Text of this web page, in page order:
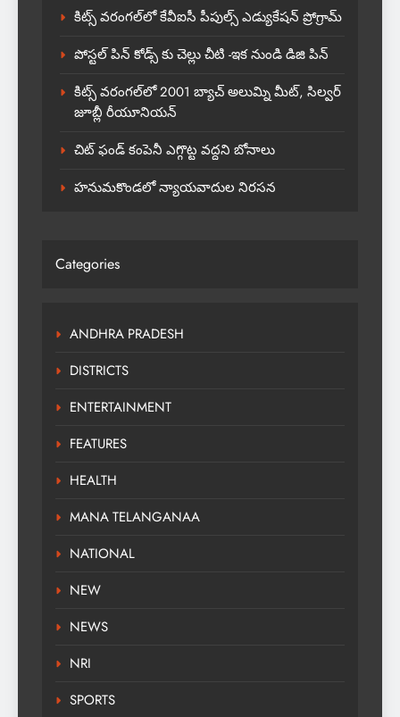
కిట్స్ వరంగల్‌లో కేవీఐసీ పీపుల్స్ ఎడ్యుకేషన్ ప్రోగ్రామ్
పోస్టల్ పిన్ కోడ్స్ కు చెల్లు చీటి -ఇక నుండి డిజి పిన్
కిట్స్ వరంగల్‌లో 2001 బ్యాచ్ అలుమ్ని మీట్, సిల్వర్
జూబ్లీ రీయూనియన్
చిట్ ఫండ్ కంపెనీ ఎగ్గొట్ట వద్దని బోనాలు
హనుమకొండలో న్యాయవాదుల నిరసన
Categories
ANDHRA PRADESH
DISTRICTS
ENTERTAINMENT
FEATURES
HEALTH
MANA TELANGANAA
NATIONAL
NEW
NEWS
NRI
SPORTS